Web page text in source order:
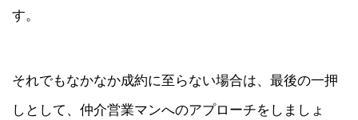
す。
それでもなかなか成約に至らない場合は、最後の一押
しとして、仲介営業マンへのアプローチをしましょ